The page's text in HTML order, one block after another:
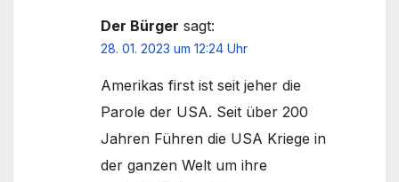
Der Bürger sagt:
28. 01. 2023 um 12:24 Uhr
Amerikas first ist seit jeher die
Parole der USA. Seit über 200
Jahren Führen die USA Kriege in
der ganzen Welt um ihre